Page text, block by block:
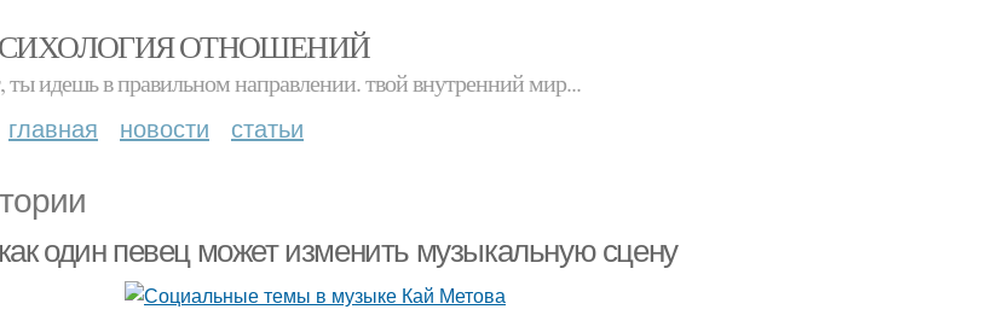
ОТНОШЕНИЙ
ты идешь в правильном направлении. твой внутренний мир...
главная новости статьи
один певец может изменить музыкальную сцену